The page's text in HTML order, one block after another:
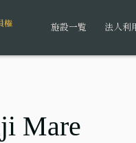
施設一覧 法人利
Mare